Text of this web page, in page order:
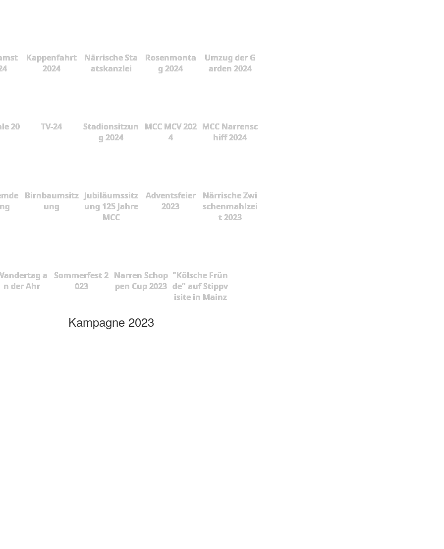
Kappenfahrt
2024
Närrische Sta
atskanzlei
Rosenmonta
g 2024
Umzug der G
arden 2024
20
TV-24
Stadionsitzun
g 2024
MCC MCV 202
4
MCC Narrensc
hiff 2024
Birnbaumsitz
ung
Jubiläumssitz
ung 125 Jahre
MCC
Adventsfeier
2023
Närrische Zwi
schenmahlzei
t 2023
a
n der Ahr
Sommerfest 2
023
Narren Schop
pen Cup 2023
"Kölsche Frün
de" auf Stippv
isite in Mainz
Kampagne 2023